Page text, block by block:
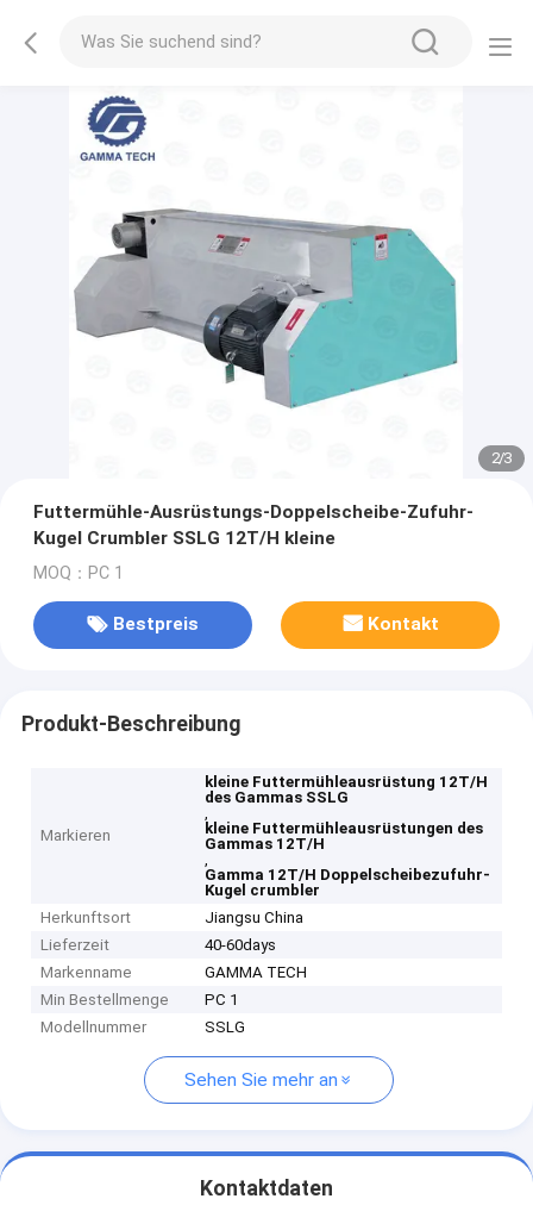
2/3
Futtermühle-Ausrüstungs-Doppelscheibe-Zufuhr-
Kugel Crumbler SSLG 12T/H kleine
MOQ：PC 1
Bestpreis Kontakt
Produkt-Beschreibung
Markieren
kleine Futtermühleausrüstung 12T/H
des Gammas SSLG
,
kleine Futtermühleausrüstungen des
Gammas 12T/H
,
Gamma 12T/H Doppelscheibezufuhr-
Kugel crumbler
Herkunftsort
Jiangsu China
Lieferzeit
40-60days
Markenname
GAMMA TECH
Min Bestellmenge
PC 1
Modellnummer
SSLG
Sehen Sie mehr an
Kontaktdaten